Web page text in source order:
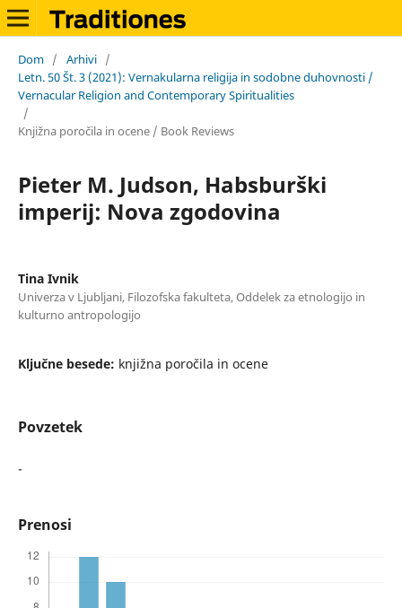
Dom / Arhivi /
Letn. 50 Št. 3 (2021): Vernakularna religija in sodobne duhovnosti /
Vernacular Religion and Contemporary Spiritualities
/
Knjižna poročila in ocene / Book Reviews
Pieter M. Judson, Habsburški
imperij: Nova zgodovina
Tina Ivnik
Univerza v Ljubljani, Filozofska fakulteta, Oddelek za etnologijo in
kulturno antropologijo
Ključne besede: knjižna poročila in ocene
Povzetek
-
Prenosi